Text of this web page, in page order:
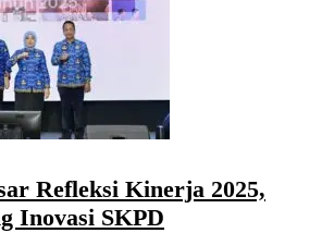
Refleksi Kinerja 2025,
Inovasi SKPD